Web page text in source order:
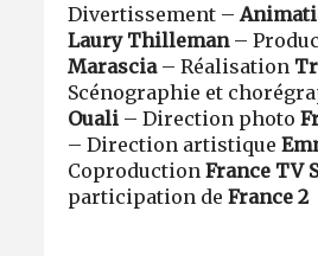
Divertissement –
Laury Thilleman –
Marascia– Réalisation
Scénographie et
Ouali – Direction photo
– Direction artistique
CoproductionFrance TV
participation deFrance 2